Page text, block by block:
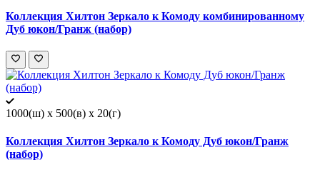
Коллекция Хилтон Зеркало к Комоду комбинированному
Дуб юкон/Гранж (набор)
1000(ш) x 500(в) x 20(г)
Коллекция Хилтон Зеркало к Комоду Дуб юкон/Гранж
(набор)